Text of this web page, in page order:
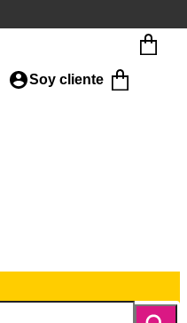
Soy cliente